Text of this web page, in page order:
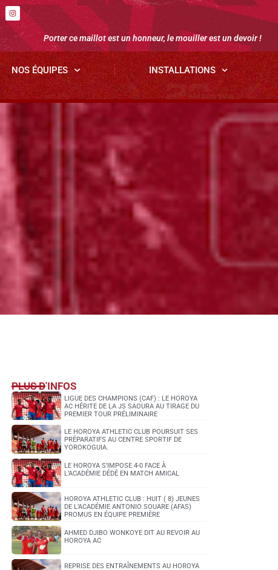
Porter ce maillot est un honneur, le mouiller est un devoir !
NOS ÉQUIPES INSTALLATIONS
PLUS D'INFOS
LIGUE DES CHAMPIONS (CAF) : LE HOROYA
AC HÉRITE DE LA JS SAOURA AU TIRAGE DU
PREMIER TOUR PRÉLIMINAIRE
LE HOROYA ATHLETIC CLUB POURSUIT SES
PRÉPARATIFS AU CENTRE SPORTIF DE
YOROKOGUIA.
LE HOROYA S’IMPOSE 4-0 FACE À
L’ACADÉMIE DÉDÉ EN MATCH AMICAL
HOROYA ATHLETIC CLUB : HUIT ( 8) JEUNES
DE L’ACADÉMIE ANTONIO SOUARE (AFAS)
PROMUS EN ÉQUIPE PREMIÈRE
AHMED DJIBO WONKOYE DIT AU REVOIR AU
HOROYA AC
REPRISE DES ENTRAÎNEMENTS AU HOROYA